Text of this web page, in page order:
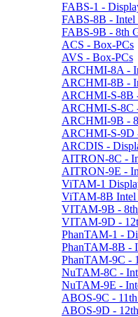
FABS-1 -
FABS-8B - Intel
FABS-9B - 8th
ACS - Box-PCs
AVS - Box-PCs
ARCHMI-8A -
ARCHMI-8B -
ARCHMI-S-8B
ARCHMI-S-8C
ARCHMI-9B -
ARCHMI-S-9D
ARCDIS -
AITRON-8C -
AITRON-9E -
ViTAM-1
ViTAM-8B Intel
VITAM-9B - 8th
VITAM-9D -
PhanTAM-1 -
PhanTAM-8B -
PhanTAM-9C -
NuTAM-8C -
NuTAM-9E -
ABOS-9C -
ABOS-9D -